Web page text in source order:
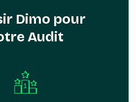
Dimo pour
Audit